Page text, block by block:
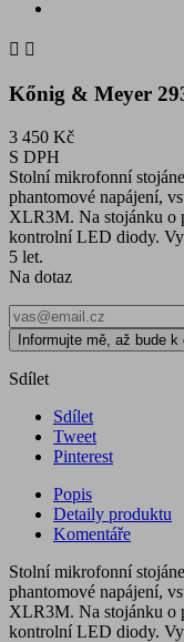
 
Kőnig & Meyer
3 450 Kč
S DPH
Stolní mikrofonní
phantomové napájení,
XLR3M. Na stojánku o
kontrolní LED diody.
5 let.
Na dotaz
Informujte mě, až bude k
Sdílet
Sdílet
Tweet
Pinterest
Popis
Detaily produktu
Komentáře
Stolní mikrofonní
phantomové napájení,
XLR3M. Na stojánku o
kontrolní LED diody.